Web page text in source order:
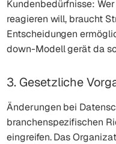
Kundenbedürfnisse:
reagieren will, braucht
Entscheidungen
down-Modell gerät da
3. Gesetzliche
Änderungen bei
branchenspezifischen
eingreifen. Das